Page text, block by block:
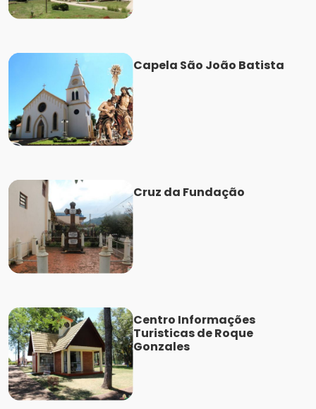
Capela São João Batista
Cruz da Fundação
Centro Informações
Turisticas de Roque
Gonzales